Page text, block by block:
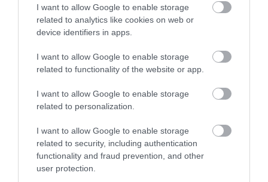
I want to allow Google to enable storage
related to analytics like cookies on web or
device identifiers in apps.
I want to allow Google to enable storage
related to functionality of the website or app.
I want to allow Google to enable storage
related to personalization.
I want to allow Google to enable storage
related to security, including authentication
functionality and fraud prevention, and other
user protection.
είναι ο προορισμός για
αυθεντικές ελληνικές γεύσεις
07.08.2026 | 16:15
Κρίση στο κόμμα Καρυστιανού:
Δύο ακόμη στελέχη αποχωρούν
σύστημα αποφάσεων
07.08.2026 | 16:00
Εικόνες ντροπής από
ασυνείδητους στην Εύβοια:
Πετούν ογκώδη αντικείμενα όπου
βρουν
Παναθηναϊκού και
ΠΑΟΚ στα
πρώτη επίσημη της